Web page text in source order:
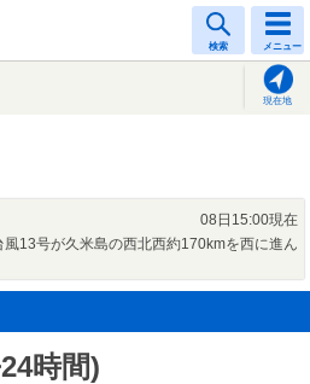
検索 メニュー
現在地
08日15:00現在
風13号が久米島の西北西約170kmを西に進ん
時間)